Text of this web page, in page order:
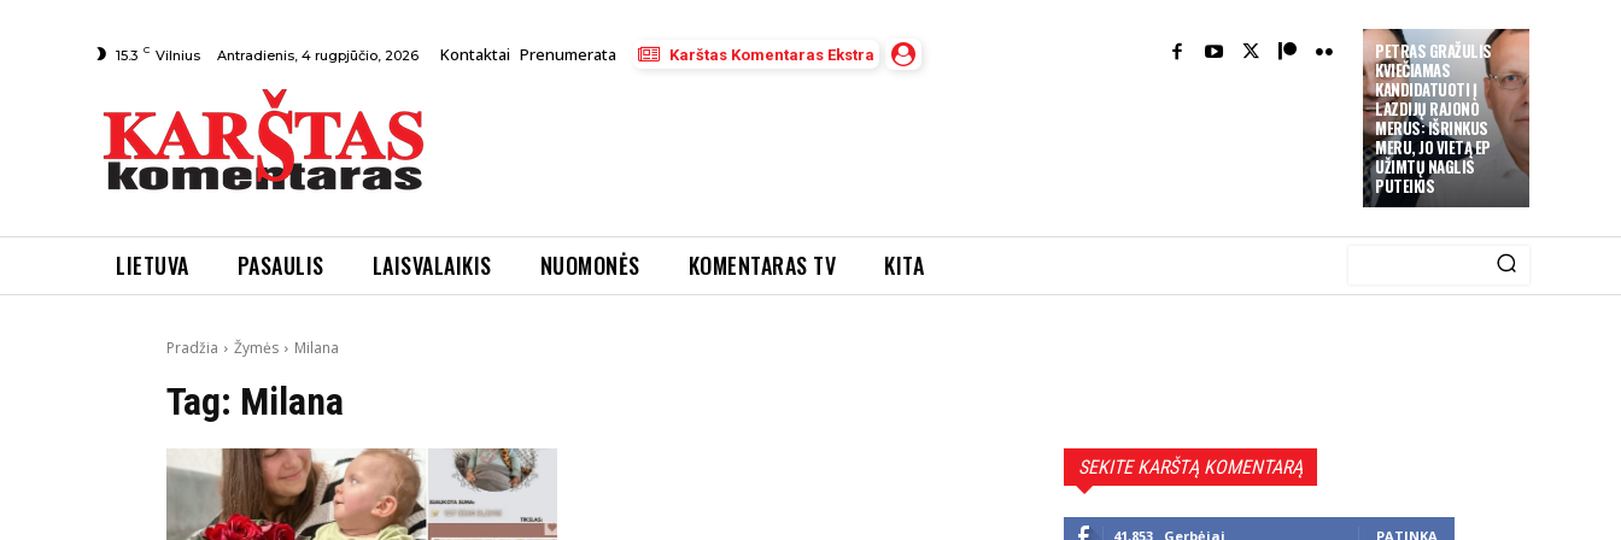
PETRAS GRAŽULIS
KVIEČIAMAS
KANDIDATUOTI Į
LAZDIJŲ RAJONO
MERUS: IŠRINKUS
MERU, JO VIETĄ EP
UŽIMTŲ NAGLIS
PUTEIKIS
15.3 C Vilnius Antradienis, 4 rugpjūčio, 2026 Kontaktai Prenumerata Karštas Komentaras Ekstra
LIETUVA PASAULIS LAISVALAIKIS NUOMONĖS KOMENTARAS TV KITA
Pradžia Žymės Milana
Tag: Milana
SEKITE KARŠTĄ KOMENTARĄ
41,853 Gerbėjai PATINKA